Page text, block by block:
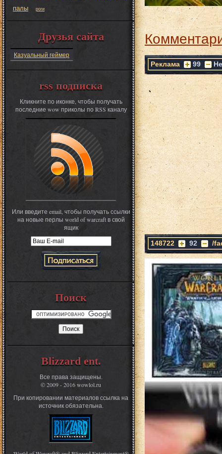
палы роги
Друзья сайта
Казуальный геймер
rss подписка
Кликните по иконке, чтобы получать
последние wow приколы по RSS каналу
Или введите email, чтобы получать ссылки
на новые перлы world of warcraft в свой
ящик
Поиск
Blizzard ent.
Все права защищены.
© 2009 - 2016 wowlol.ru
При копировании материалов ссылка на
источник обязательна.
Реклама 99
148722 92 /